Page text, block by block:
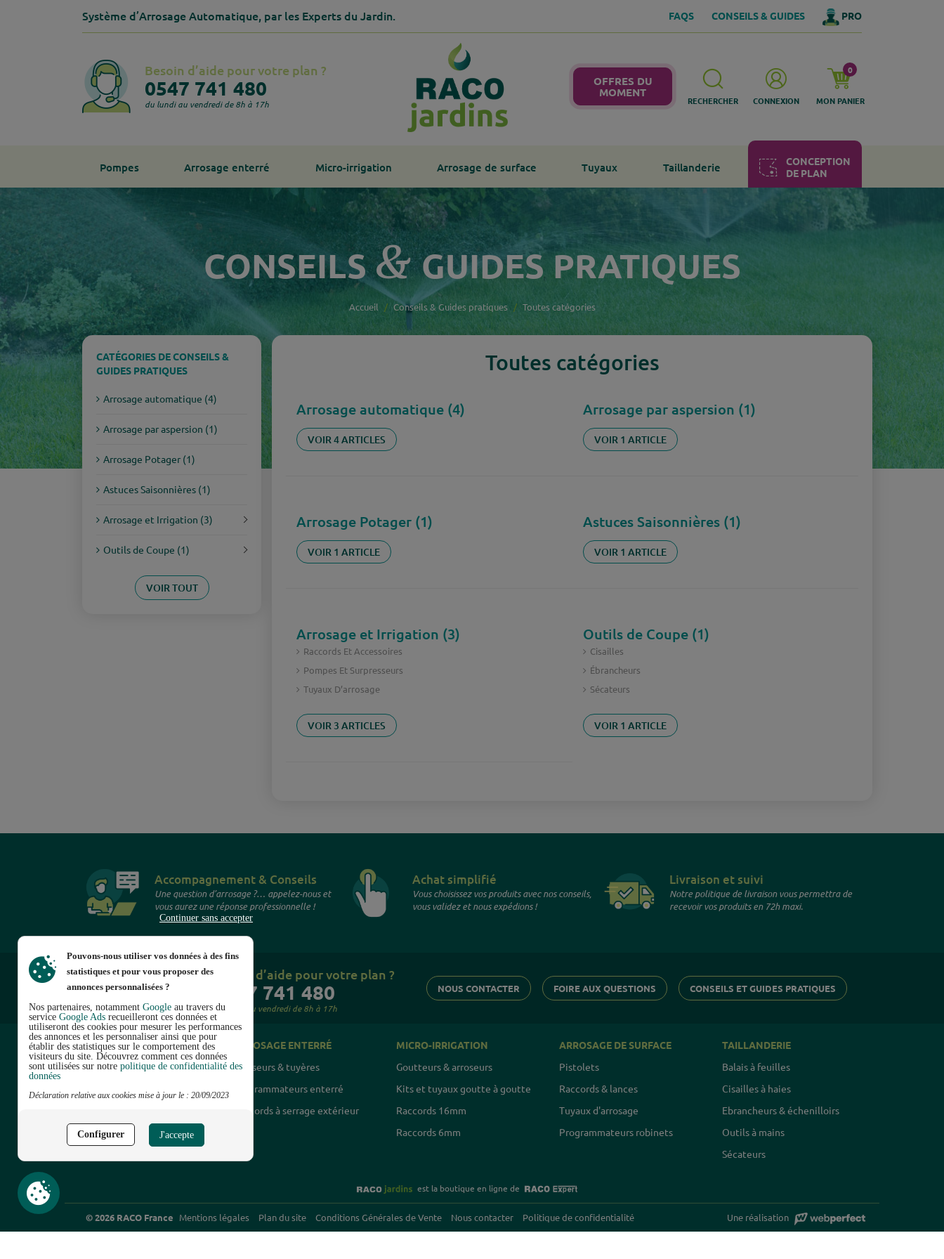
Système d’Arrosage Automatique, par les Experts du Jardin. FAQS CONSEILS & GUIDES PRO
Pompes Arrosage enterré Micro-irrigation Arrosage de surface Tuyaux Taillanderie
CONCEPTION
DE PLAN
Comment ça marche ?
Besoin d’aide pour votre plan ?
0547 741 480
du lundi au vendredi de 8h à 17h
OFFRES DU
MOMENT
RECHERCHER CONNEXION MON PANIER
0
CONSEILS&GUIDES PRATIQUES
Accueil Conseils& Guides pratiques Toutes catégories
CATÉGORIES DE CONSEILS &
GUIDES PRATIQUES
Arrosage automatique (4)
Arrosage par aspersion (1)
Arrosage Potager (1)
Astuces Saisonnières (1)
Arrosage et Irrigation (3)
Outils de Coupe (1)
VOIR TOUT
Toutes catégories
Arrosage automatique (4)
VOIR 4 ARTICLES
Arrosage par aspersion (1)
VOIR 1 ARTICLE
Arrosage Potager (1)
VOIR 1 ARTICLE
Astuces Saisonnières (1)
VOIR 1 ARTICLE
Arrosage et Irrigation (3)
Raccords Et Accessoires
Pompes Et Surpresseurs
Tuyaux D’arrosage
VOIR 3 ARTICLES
Outils de Coupe (1)
Cisailles
Ébrancheurs
Sécateurs
VOIR 1 ARTICLE
Accompagnement & Conseils
Une question d’arrosage ?… appelez-nous et
vous aurez une réponse professionnelle !
Achat simplifié
Vous choisissez vos produits avec nos conseils,
vous validez et nous expédions !
Livraison et suivi
Notre politique de livraison vous permettra de
recevoir vos produits en 72h maxi.
Besoin d’aide pour votre plan ?
0547 741 480
du lundi au vendredi de 8h à 17h
NOUS CONTACTER FOIRE AUX QUESTIONS CONSEILS ET GUIDES PRATIQUES
POMPES ET ACCESSOIRES
Accessoires
Pompes immergées
ARROSAGE ENTERRÉ
Arroseurs & tuyères
Programmateurs enterré
Raccords à serrage extérieur
MICRO-IRRIGATION
Goutteurs & arroseurs
Kits et tuyaux goutte à goutte
Raccords 16mm
Raccords 6mm
ARROSAGE DE SURFACE
Pistolets
Raccords & lances
Tuyaux d'arrosage
Programmateurs robinets
TAILLANDERIE
Balais à feuilles
Cisailles à haies
Ebrancheurs & échenilloirs
Outils à mains
Sécateurs
est la boutique en ligne de
© 2026 RACO France Mentions légales Plan du site Conditions Générales de Vente Nous contacter Politique de confidentialité Une réalisation
Continuer sans accepter
Pouvons-nous utiliser vos données à des fins
statistiques et pour vous proposer des
annonces personnalisées ?
Nos partenaires, notamment Google au travers du
service Google Ads recueilleront ces données et
utiliseront des cookies pour mesurer les performances
des annonces et les personnaliser ainsi que pour
établir des statistiques sur le comportement des
visiteurs du site. Découvrez comment ces données
sont utilisées sur notre politique de confidentialité des
données
Déclaration relative aux cookies mise à jour le : 20/09/2023
Configurer
Continuer sans accepter
J'accepte